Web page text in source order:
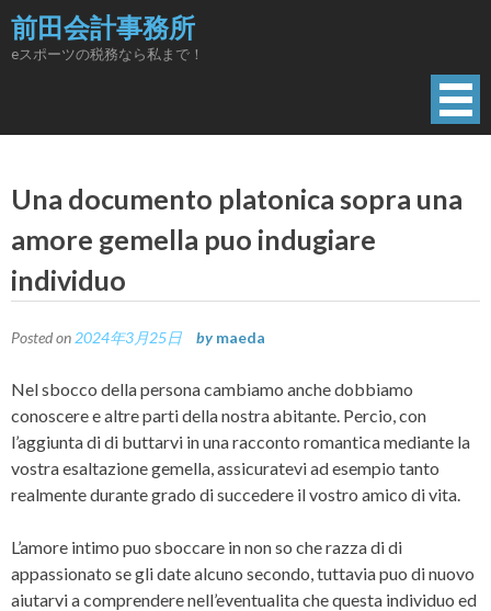
Skip
to
content
前田会計事務所
eスポーツの税務なら私まで！
Una documento platonica sopra una
amore gemella puo indugiare
individuo
Posted on 2024年3月25日 by maeda
Nel sbocco della persona cambiamo anche dobbiamo
conoscere e altre parti della nostra abitante. Percio, con
l’aggiunta di di buttarvi in una racconto romantica mediante la
vostra esaltazione gemella, assicuratevi ad esempio tanto
realmente durante grado di succedere il vostro amico di vita.
L’amore intimo puo sboccare in non so che razza di di
appassionato se gli date alcuno secondo, tuttavia puo di nuovo
aiutarvi a comprendere nell’eventualita che questa individuo ed